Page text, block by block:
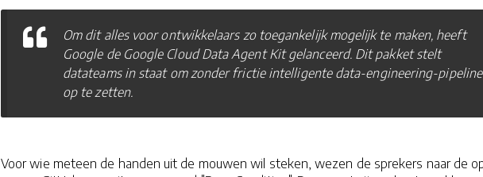
Om dit alles voor ontwikkelaars zo toegankelijk mogelijk te maken, heeft
Google de Google Cloud Data Agent Kit gelanceerd. Dit pakket stelt
datateams in staat om zonder frictie intelligente data-engineering-
op te zetten.
Voor wie meteen de handen uit de mouwen wil steken, wezen de sprekers naar de